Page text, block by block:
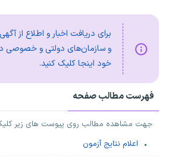
برای دریافت اخبار و اطلاع از
و سازمان‌های دولتی و خصوصی
خود اینجا کلیک کنید.
فهرست مطالب صفحه
جهت مشاهده مطالب روی پیوست های زیر
اعلام نتایج آزمون